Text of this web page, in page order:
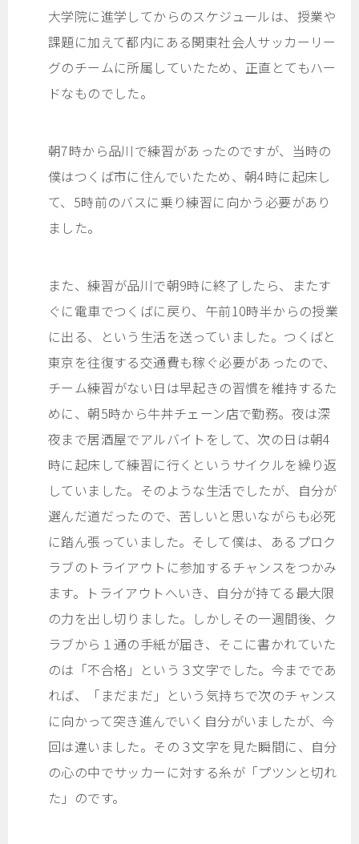
大学院に進学してからのスケジュールは、授業や
課題に加えて都内にある関東社会人サッカーリー
グのチームに所属していたため、正直とてもハー
ドなものでした。
朝7時から品川で練習があったのですが、当時の
僕はつくば市に住んでいたため、朝4時に起床し
て、5時前のバスに乗り練習に向かう必要があり
ました。
また、練習が品川で朝9時に終了したら、またす
ぐに電車でつくばに戻り、午前10時半からの授業
に出る、という生活を送っていました。つくばと
東京を往復する交通費も稼ぐ必要があったので、
チーム練習がない日は早起きの習慣を維持するた
めに、朝5時から牛丼チェーン店で勤務。夜は深
夜まで居酒屋でアルバイトをして、次の日は朝4
時に起床して練習に行くというサイクルを繰り返
していました。そのような生活でしたが、自分が
選んだ道だったので、苦しいと思いながらも必死
に踏ん張っていました。そして僕は、あるプロク
ラブのトライアウトに参加するチャンスをつかみ
ます。トライアウトへいき、自分が持てる最大限
の力を出し切りました。しかしその一週間後、ク
ラブから１通の手紙が届き、そこに書かれていた
のは「不合格」という３文字でした。今までであ
れば、「まだまだ」という気持ちで次のチャンス
に向かって突き進んでいく自分がいましたが、今
回は違いました。その３文字を見た瞬間に、自分
の心の中でサッカーに対する糸が「プツンと切れ
た」のです。